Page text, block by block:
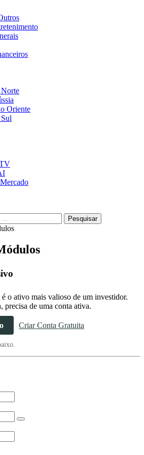
Oriente
o ativo mais valioso de um investidor.
precisa de uma conta ativa.
Criar Conta Gratuita